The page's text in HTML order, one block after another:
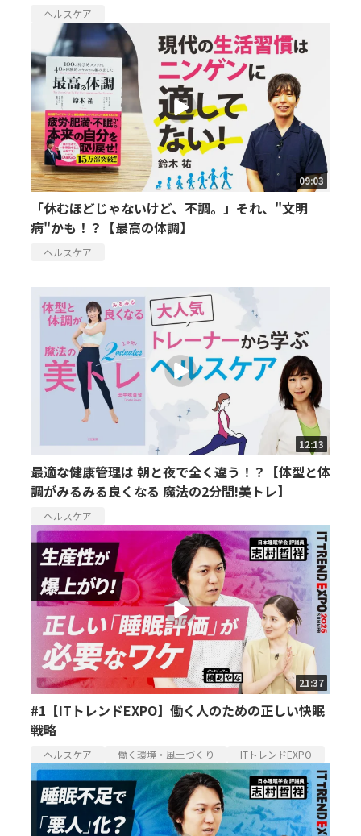
ヘルスケア
09:03
「休むほどじゃないけど、不調。」それ、"文明
病"かも！？【最高の体調】
ヘルスケア
12:13
最適な健康管理は 朝と夜で全く違う！？【体型と体
調がみるみる良くなる 魔法の2分間!美トレ】
ヘルスケア
21:37
#1【ITトレンドEXPO】働く人のための正しい快眠
戦略
ヘルスケア 働く環境・風土づくり ITトレンドEXPO